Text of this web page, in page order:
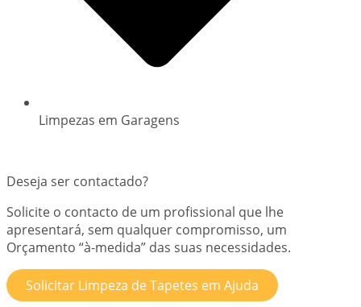
Limpezas em Garagens
Deseja ser contactado?
Solicite o contacto de um profissional que lhe
apresentará, sem qualquer compromisso, um
Orçamento “à-medida” das suas necessidades.
Solicitar Limpeza de Tapetes em Ajuda